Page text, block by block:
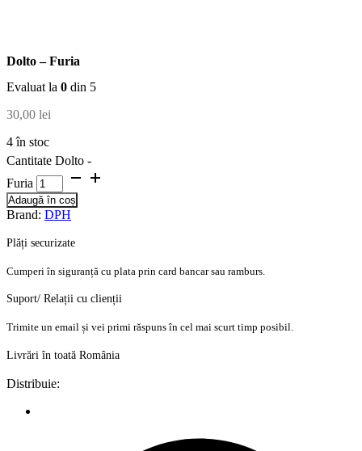
Dolto – Furia
Evaluat la 0 din 5
30,00 lei
4 în stoc
Cantitate Dolto -
Furia
Adaugă în coș
Brand: DPH
Plăți securizate
Cumperi în siguranță cu plata prin card bancar sau ramburs.
Suport/ Relații cu clienții
Trimite un email și vei primi răspuns în cel mai scurt timp posibil.
Livrări în toată România
Distribuie: